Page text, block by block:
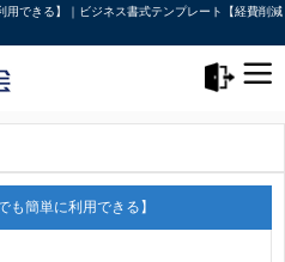
できる】｜ビジネス書式テンプレート【経費削減
簡単に利用できる】